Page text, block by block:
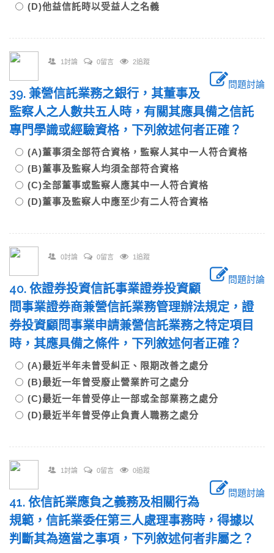
(D)他益信託時以受益人之名義
1討論 0留言 2追蹤
問題討論
39. 兼營信託業務之銀行，其董事及
監察人之人數共五人時，有關其應具備之信託
專門學識或經驗資格，下列敘述何者正確？
(A)董事須全部符合資格，監察人其中一人符合資格
(B)董事及監察人均須全部符合資格
(C)全部董事或監察人應其中一人符合資格
(D)董事及監察人中應至少有二人符合資格
0討論 0留言 1追蹤
問題討論
40. 依證券投資信託事業證券投資顧
問事業證券商兼營信託業務管理辦法規定，證
券投資顧問事業申請兼營信託業務之特定項目
時，其應具備之條件，下列敘述何者正確？
(A)最近半年未曾受糾正、限期改善之處分
(B)最近一年曾受廢止營業許可之處分
(C)最近一年曾受停止一部或全部業務之處分
(D)最近半年曾受停止負責人職務之處分
1討論 0留言 0追蹤
問題討論
41. 依信託業應負之義務及相關行為
規範，信託業委任第三人處理事務時，得據以
判斷其為適當之事項，下列敘述何者非屬之？